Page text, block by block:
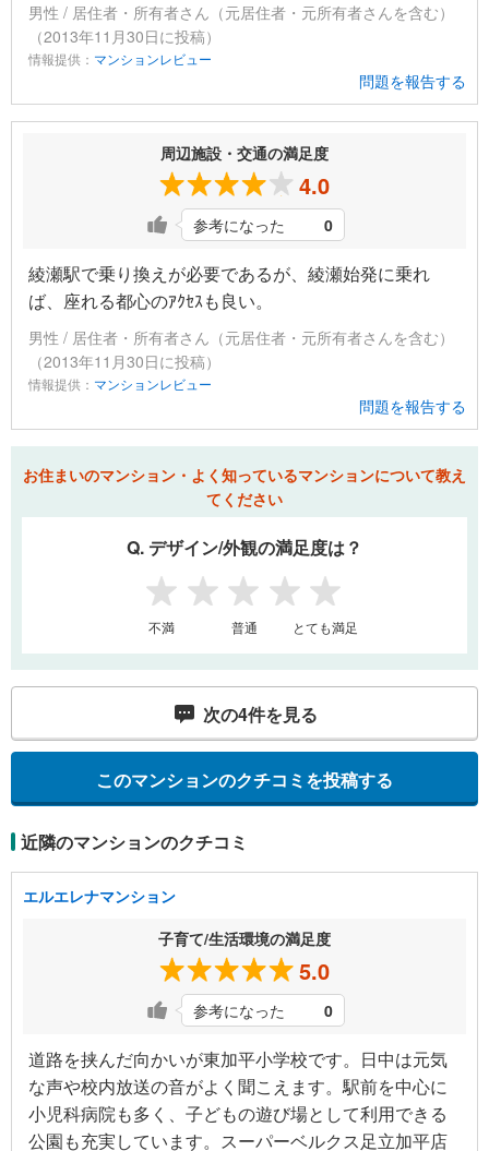
男性 / 居住者・所有者さん（元居住者・元所有者さんを含む）
（2013年11月30日に投稿）
情報提供： マンションレビュー
問題を報告する
周辺施設・交通の満足度
4.0
参考になった 0
綾瀬駅で乗り換えが必要であるが、綾瀬始発に乗れ
ば、座れる都心のｱｸｾｽも良い。
男性 / 居住者・所有者さん（元居住者・元所有者さんを含む）
（2013年11月30日に投稿）
情報提供： マンションレビュー
問題を報告する
お住まいのマンション・よく知っているマンションについて教え
てください
Q. デザイン/外観の満足度は？
1 2 3 4 5
不満 普通 とても満足
次の4件を見る
このマンションのクチコミを投稿する
近隣のマンションのクチコミ
エルエレナマンション
子育て/生活環境の満足度
5.0
参考になった 0
道路を挟んだ向かいが東加平小学校です。日中は元気
な声や校内放送の音がよく聞こえます。駅前を中心に
小児科病院も多く、子どもの遊び場として利用できる
公園も充実しています。スーパーベルクス足立加平店